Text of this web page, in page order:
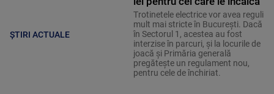
ȘTIRI ACTUALE
Trotinetele electrice vor avea reguli
mult mai stricte în București. Dacă
în Sectorul 1, acestea au fost
interzise în parcuri, și la locurile de
joacă și Primăria generală
pregătește un regulament nou,
pentru cele de închiriat.